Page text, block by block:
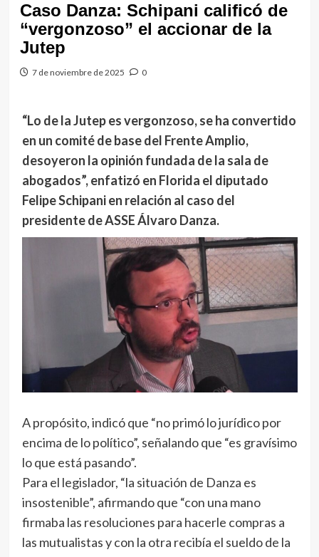
Caso Danza: Schipani calificó de
“vergonzoso” el accionar de la
Jutep
7 de noviembre de 2025 0
“Lo de la Jutep es vergonzoso, se ha convertido
en un comité de base del Frente Amplio,
desoyeron la opinión fundada de la sala de
abogados”, enfatizó en Florida el diputado
Felipe Schipani en relación al caso del
presidente de ASSE Álvaro Danza.
A propósito, indicó que “no primó lo jurídico por
encima de lo político”, señalando que “es gravísimo
lo que está pasando”.
Para el legislador, “la situación de Danza es
insostenible”, afirmando que “con una mano
firmaba las resoluciones para hacerle compras a
las mutualistas y con la otra recibía el sueldo de la